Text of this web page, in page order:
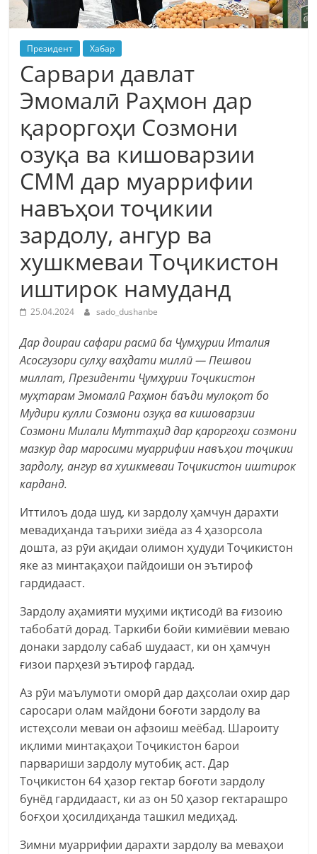
Президент Хабар
Сарвари давлат
Эмомалӣ Раҳмон дар
қароргоҳи Созмони
озуқа ва кишоварзии
СММ дар муаррифии
навъҳои тоҷикии
зардолу, ангур ва
хушкмеваи Тоҷикистон
иштирок намуданд
25.04.2024 sado_dushanbe
Дар доираи сафари расмӣ ба Ҷумҳурии Италия
Асосгузори сулҳу ваҳдати миллӣ — Пешвои
миллат, Президенти Ҷумҳурии Тоҷикистон
муҳтарам Эмомалӣ Раҳмон баъди мулоқот бо
Мудири кулли Созмони озуқа ва кишоварзии
Созмони Милали Муттаҳид дар қароргоҳи созмони
мазкур дар маросими муаррифии навъҳои тоҷикии
зардолу, ангур ва хушкмеваи Тоҷикистон иштирок
карданд.
Иттилоъ дода шуд, ки зардолу ҳамчун дарахти
мевадиҳанда таърихи зиёда аз 4 ҳазорсола
дошта, аз рӯи ақидаи олимон ҳудуди Тоҷикистон
яке аз минтақаҳои пайдоиши он эътироф
гардидааст.
Зардолу аҳамияти муҳими иқтисодӣ ва ғизоию
табобатӣ дорад. Таркиби бойи кимиёвии меваю
донаки зардолу сабаб шудааст, ки он ҳамчун
ғизои парҳезӣ эътироф гардад.
Аз рӯи маълумоти оморӣ дар даҳсолаи охир дар
саросари олам майдони боғоти зардолу ва
истеҳсоли меваи он афзоиш меёбад. Шароиту
иқлими минтақаҳои Тоҷикистон барои
парвариши зардолу мутобиқ аст. Дар
Тоҷикистон 64 ҳазор гектар боғоти зардолу
бунёд гардидааст, ки аз он 50 ҳазор гектарашро
боғҳои ҳосилдиҳанда ташкил медиҳад.
Зимни муаррифии дарахти зардолу ва меваҳои